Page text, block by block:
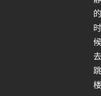
的
时
候
去
跳
楼